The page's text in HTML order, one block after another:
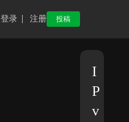
登录 注册 投稿
I
P
v